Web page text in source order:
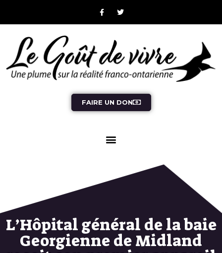
FAIRE UN DON
L’Hôpital général de la baie
Georgienne de Midland